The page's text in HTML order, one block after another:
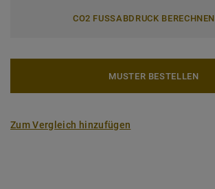
CO2 FUSSABDRUCK BERECHNEN
MUSTER BESTELLEN
Zum Vergleich hinzufügen